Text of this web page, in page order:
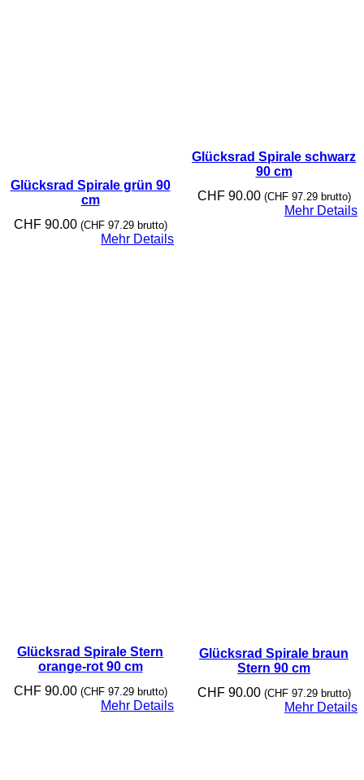
Glücksrad Spirale grün 90
cm
CHF90.00 (CHF97.29brutto)
Mehr Details
Glücksrad Spirale schwarz
90 cm
CHF90.00 (CHF97.29brutto)
Mehr Details
Glücksrad Spirale Stern
orange-rot 90 cm
CHF90.00 (CHF97.29brutto)
Mehr Details
Glücksrad Spirale braun
Stern 90 cm
CHF90.00 (CHF97.29brutto)
Mehr Details